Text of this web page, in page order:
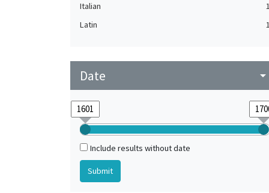
Italian
1
Latin
1
Date arrow_drop_down
Include results without date